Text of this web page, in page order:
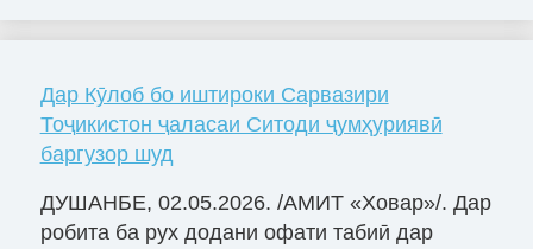
Дар Кӯлоб бо иштироки Сарвазири
Тоҷикистон ҷаласаи Ситоди ҷумҳуриявӣ
баргузор шуд
ДУШАНБЕ, 02.05.2026. /АМИТ «Ховар»/. Дар
робита ба рух додани офати табиӣ дар